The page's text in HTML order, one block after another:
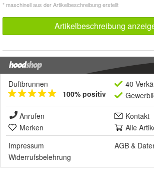
* maschinell aus der Artikelbeschreibung erstellt
Artikelbeschreibung
Duftbrunnen
100% positiv
40
Anrufen
Kontakt
Merken
Alle
Impressum
AGB &
Widerrufsbelehrung